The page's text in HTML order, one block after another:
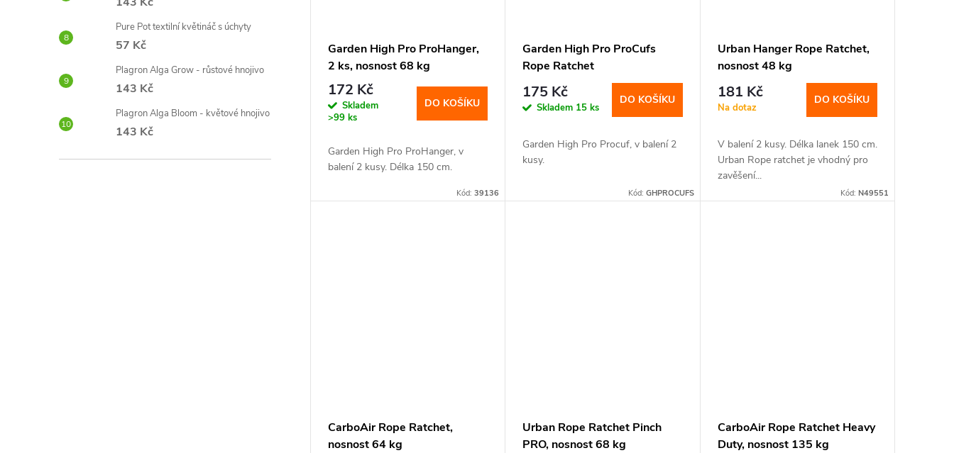
Pure Pot textilní květináč s úchyty
57 Kč
Plagron Alga Grow - růstové hnojivo
143 Kč
Plagron Alga Bloom - květové hnojivo
143 Kč
Garden High Pro ProHanger,
2 ks, nosnost 68 kg
172 Kč
Skladem
>99 ks
DO KOŠÍKU
Garden High Pro ProHanger, v
balení 2 kusy. Délka 150 cm.
Kód:39136
Garden High Pro ProCufs
Rope Ratchet
175 Kč
Skladem 15 ks
DO KOŠÍKU
Garden High Pro Procuf, v balení 2
kusy.
Kód: GHPROCUFS
Urban Hanger Rope Ratchet,
nosnost 48 kg
181 Kč
Na dotaz
DO KOŠÍKU
V balení 2 kusy. Délka lanek 150 cm.
Urban Rope ratchet je vhodný pro
zavěšení...
Kód: N49551
CarboAir Rope Ratchet,
nosnost 64 kg
Urban Rope Ratchet Pinch
PRO, nosnost 68 kg
CarboAir Rope Ratchet Heavy
Duty, nosnost 135 kg